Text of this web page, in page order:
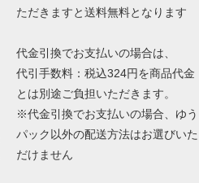
ただきますと送料無料となります
代金引換でお支払いの場合は、
代引手数料：税込324円を商品代金
とは別途ご負担いただきます。
※代金引換でお支払いの場合、ゆう
パック以外の配送方法はお選びいた
だけません